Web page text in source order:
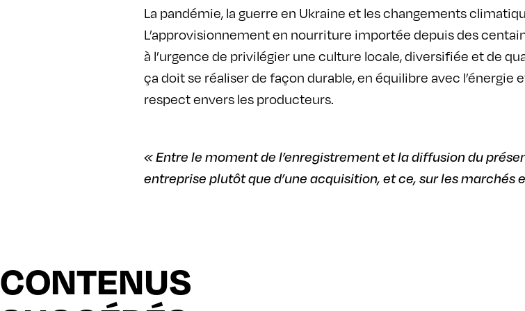
La pandémie, la guerre en Ukraine et les changements
L’approvisionnement en nourriture importée depuis des
à l’urgence de privilégier une culture locale, diversifiée et de
ça doit se réaliser de façon durable, en équilibre avec
respect envers les producteurs.
« Entre le moment de l’enregistrement et la diffusion du
entreprise plutôt que d’une acquisition, et ce, sur les marchés
CONTENUS